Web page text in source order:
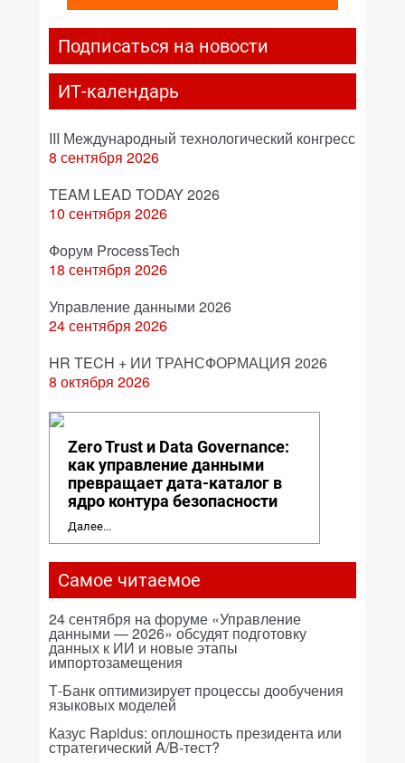
Подписаться на новости
ИТ-календарь
III Международный технологический конгресс
8 сентября 2026
TEAM LEAD TODAY 2026
10 сентября 2026
Форум ProcessTech
18 сентября 2026
Управление данными 2026
24 сентября 2026
HR TECH + ИИ ТРАНСФОРМАЦИЯ 2026
8 октября 2026
Zero Trust и Data Governance:
как управление данными
превращает дата-каталог в
ядро контура безопасности
Далее...
Самое читаемое
24 сентября на форуме «Управление
данными — 2026» обсудят подготовку
данных к ИИ и новые этапы
импортозамещения
Т-Банк оптимизирует процессы дообучения
языковых моделей
Казус Rapidus: оплошность президента или
стратегический A/B-тест?